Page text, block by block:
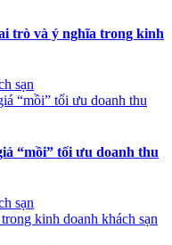
trò và ý nghĩa trong kinh
sạn
“mồi” tối ưu doanh thu
sạn